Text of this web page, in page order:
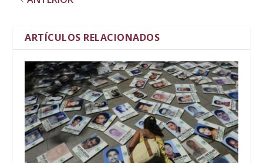
ARTÍCULOS RELACIONADOS